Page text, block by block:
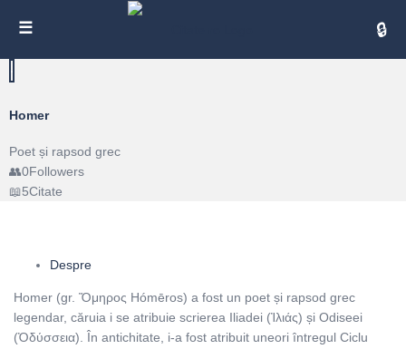
Homer
Poet și rapsod grec
0Followers
5Citate
Despre
Homer (gr. Ὅμηρος Hómēros) a fost un poet și rapsod grec
legendar, căruia i se atribuie scrierea Iliadei (Ἰλιάς) și Odiseei
(Ὀδύσσεια). În antichitate, i-a fost atribuit uneori întregul Ciclu